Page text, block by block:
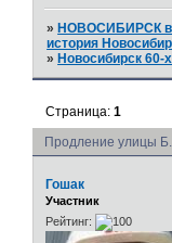
» НОВОСИБИРСК в
история
» Новосибирск 60-
Продление улицы
Страница:1
Гошак
Участник
Рейтинг: